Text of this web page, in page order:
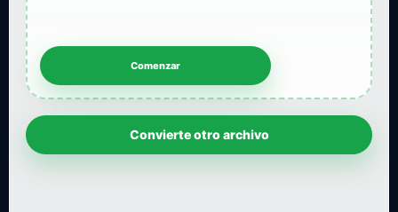
Convierte otro archivo